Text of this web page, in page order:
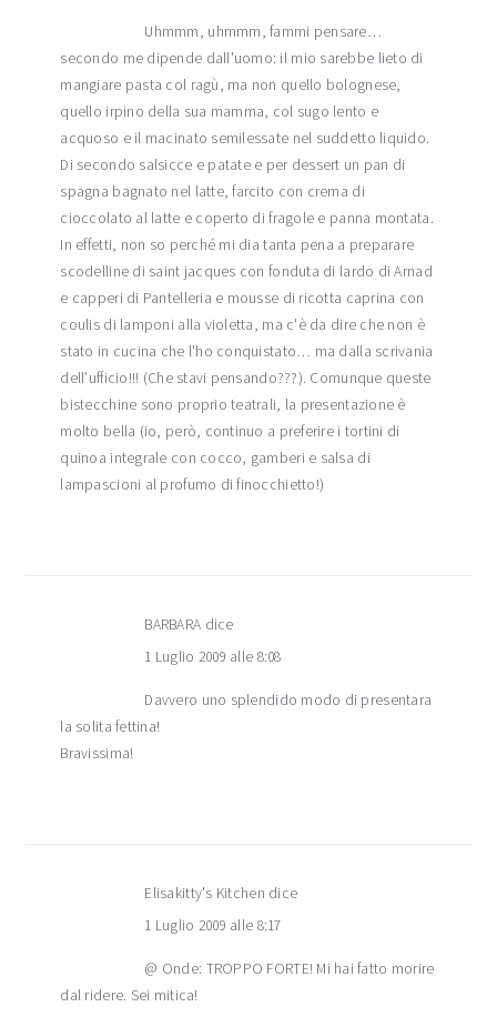
Uhmmm, uhmmm, fammi pensare…
secondo me dipende dall'uomo: il mio sarebbe lieto di
mangiare pasta col ragù, ma non quello bolognese,
quello irpino della sua mamma, col sugo lento e
acquoso e il macinato semilessate nel suddetto liquido.
Di secondo salsicce e patate e per dessert un pan di
spagna bagnato nel latte, farcito con crema di
cioccolato al latte e coperto di fragole e panna montata.
In effetti, non so perché mi dia tanta pena a preparare
scodelline di saint jacques con fonduta di lardo di Arnad
e capperi di Pantelleria e mousse di ricotta caprina con
coulis di lamponi alla violetta, ma c'è da dire che non è
stato in cucina che l'ho conquistato… ma dalla scrivania
dell'ufficio!!! (Che stavi pensando???). Comunque queste
bistecchine sono proprio teatrali, la presentazione è
molto bella (io, però, continuo a preferire i tortini di
quinoa integrale con cocco, gamberi e salsa di
lampascioni al profumo di finocchietto!)
BARBARA dice
1 Luglio 2009 alle 8:08
Davvero uno splendido modo di presentara
la solita fettina!
Bravissima!
Elisakitty's Kitchen dice
1 Luglio 2009 alle 8:17
@ Onde: TROPPO FORTE! Mi hai fatto morire
dal ridere. Sei mitica!